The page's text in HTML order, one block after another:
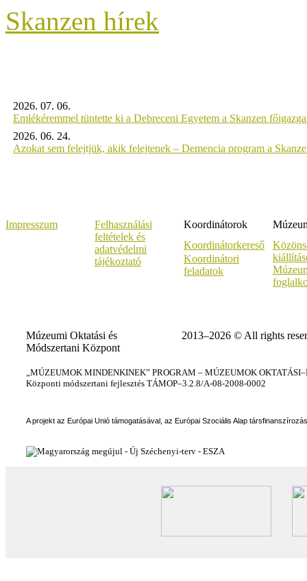
Skanzen hírek
2026. 07. 06.
Emlékéremmel tüntette ki a Debreceni Egyetem a Skanzen
2026. 06. 24.
Azokat sem felejtjük, akik felejtenek – Demencia program a
Impresszum
Felhasználási
feltételek és
adatvédelmi
tájékoztató
Koordinátorok
Koordinátorkereső
Koordinátori
feladatok
Múzeumi Oktatási és
Módszertani Központ
2013–2026 © All rights
„MÚZEUMOK MINDENKINEK” PROGRAM – MÚZEUMOK
Központi módszertani fejlesztés TÁMOP–3.2.8/A-08-2008-0002
A projekt az Európai Unió támogatásával, az Európai Szociális Alap